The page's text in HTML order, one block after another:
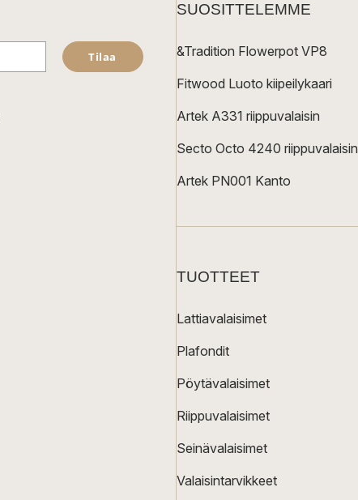
Tilaa
SUOSITTELEMME
&Tradition Flowerpot VP8
Fitwood Luoto kiipeilykaari
Artek A331 riippuvalaisin
Secto Octo 4240 riippuvalaisin
Artek PN001 Kanto
TUOTTEET
Lattiavalaisimet
Plafondit
Pöytävalaisimet
Riippuvalaisimet
Seinävalaisimet
Valaisintarvikkeet